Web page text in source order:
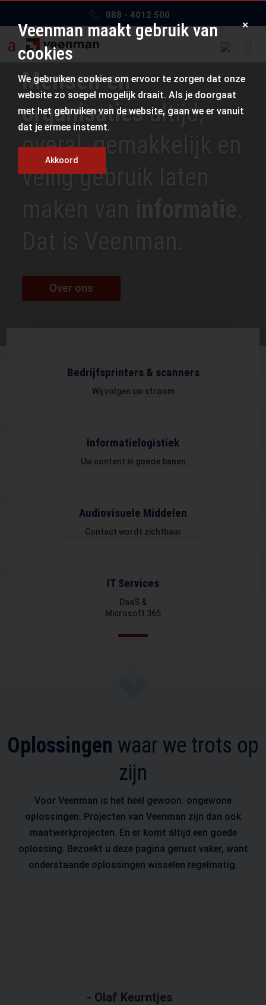
088 - 4012 500
Mensen en
organisatiesaltijd,
overal, gemakkelijk en
veilig gebruik laten
maken van
informatie
Dat is Veenman.
Over ons
Bedrijfsprinters & scanners
Wij volgen uw stroom
Informatielogistiek
Uw content in goede banen
Audiovisuele Middelen
Contact wordt zichtbaar
IT Services
DaaS &
Microsoft 365
Oplossingen waar we trots op
zijn
Voor Veenman is het heel gewoon: ongewone
oplossingen. Projecten van Veenman zijn dan ook
maatwerkprojecten. En er komt áltijd een goede
oplossing. Bezoekt u deze pagina gerust vaker, want
onderstaande oplossingen wisselen regelmatig.
- Olaf Keurntjes
Veenman maakt gebruik van
cookies
We gebruiken cookies om ervoor te zorgen dat onze
website zo soepel mogelijk draait. Als je doorgaat
met het gebruiken van de website, gaan we er vanuit
dat je ermee instemt.
Akkoord
×